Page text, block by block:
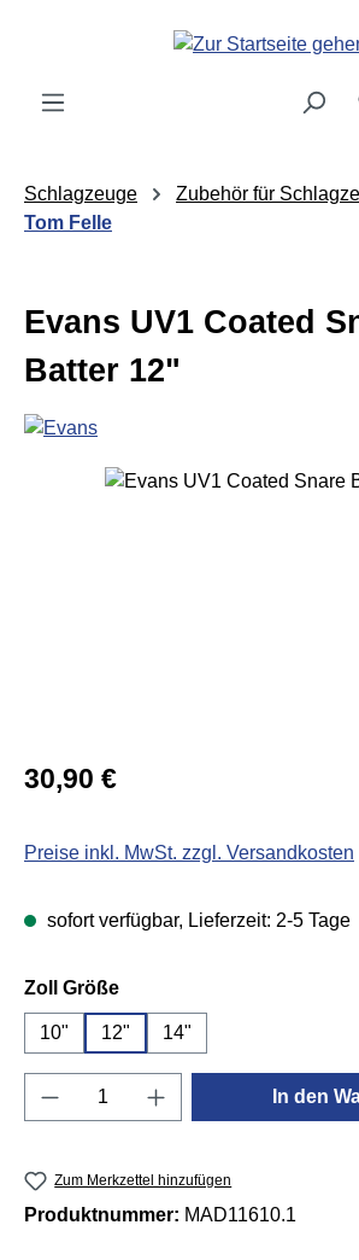
Zum Hauptinhalt springen
Schlagzeuge Zubehör für
Tom Felle
Evans UV1 Coated
Batter 12"
Bildergalerie überspringen
Regulärer Preis:
30,90 €
Preise inkl. MwSt. zzgl. Versandkosten
sofort verfügbar, Lieferzeit: 2-5 Tage
Zoll Größeauswählen
10" 12" 14"
Produkt Anzahl: Gib den
In den
Zum Merkzettel hinzufügen
Produktnummer: MAD11610.1